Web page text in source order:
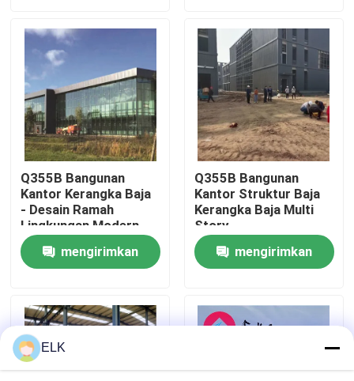
Tur Pabrik
Kontrol Kualitas
Hubungi Kami
Berita
Kasus-kasus
Minta Kutipan
Gudang Struktur Baja
Q355B Bangunan
Kantor Kerangka Baja
- Desain Ramah
Lingkungan Modern
mengirimkan
Q355B Bangunan
Kantor Struktur Baja
Kerangka Baja Multi
Story
mengirimkan
ELK